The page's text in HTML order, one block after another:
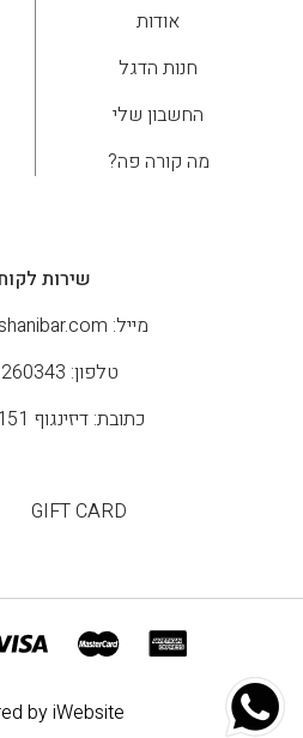
אודות
חנות הדגל
החשבון שלי
מה קורה פה?
שירות
מייל:
טלפון: 077-6260343
כתובת: דיזינגוף 151, תל אביב
GIFT CARD
by iWebsite